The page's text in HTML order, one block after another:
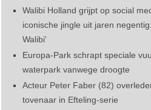
Walibi Holland grijpt op social
iconische jingle uit jaren
Walibi'
Europa-Park schrapt speciale
waterpark vanwege droogte
Acteur Peter Faber (82)
tovenaar in Efteling-serie